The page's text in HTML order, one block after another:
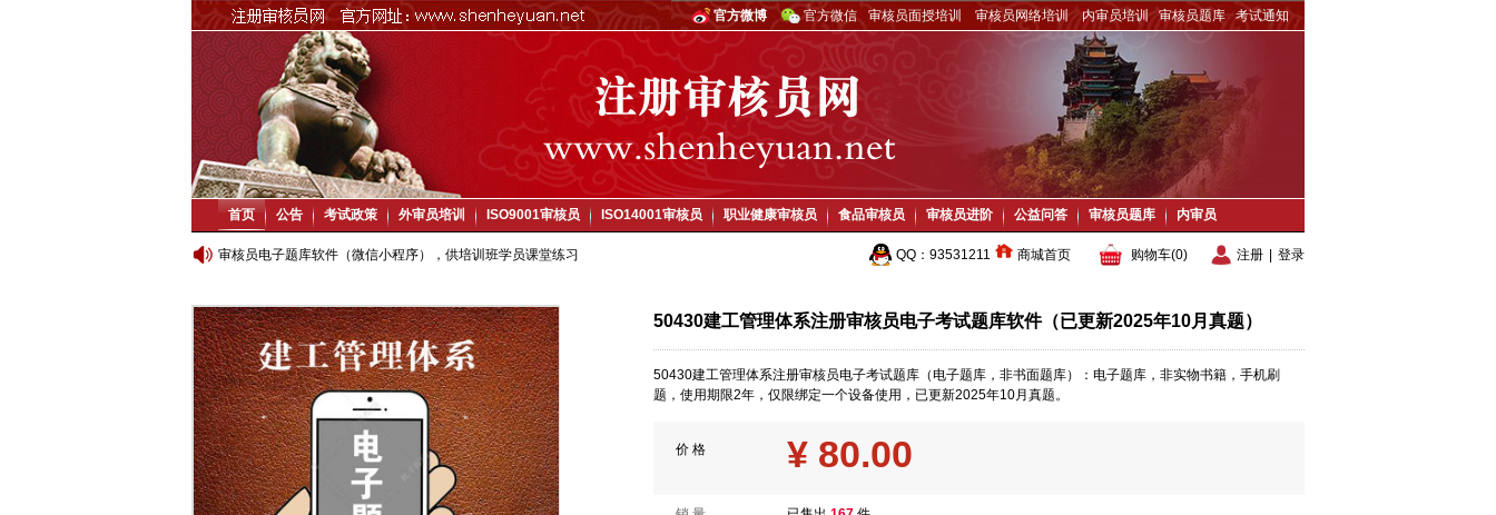
官方微博 官方微信 审核员面授培训 审核员网络培训 内审员培训 审核员题库 考试通知
首页 公告 考试政策 外审员培训 ISO9001审核员 ISO14001审核员 职业健康审核员 食品审核员 审核员进阶 公益问答 审核员题库 内审员
审核员电子题库软件（微信小程序），供培训班学员课堂练习 注册 登录
购物车(0)
QQ： 93531211 商城首页
50430建工管理体系注册审核员电子考试题库软件（已更新2025年10月真题）
50430建工管理体系注册审核员电子考试题库（电子题库，非书面题库）：电子题库，非实物书籍，手机刷
题，使用期限2年，仅限绑定一个设备使用，已更新2025年10月真题。
价 格 ¥ 80.00